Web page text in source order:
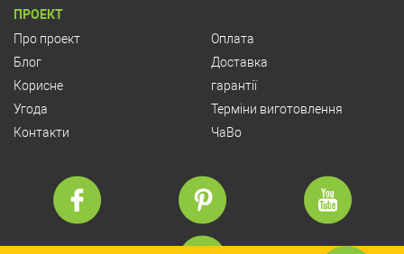
ПРОЕКТ
Про проект
Блог
Корисне
Угода
Контакти
Оплата
Доставка
гарантії
Терміни виготовлення
ЧаВо